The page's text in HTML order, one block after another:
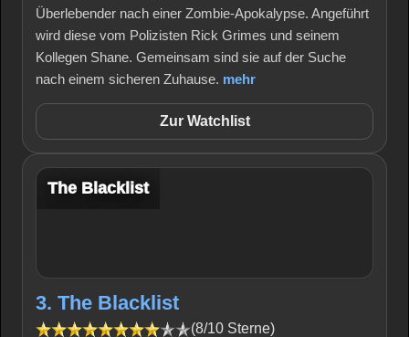
Überlebender nach einer Zombie-Apokalypse. Angeführt
wird diese vom Polizisten Rick Grimes und seinem
Kollegen Shane. Gemeinsam sind sie auf der Suche
nach einem sicheren Zuhause. mehr
Zur Watchlist
The Blacklist
3. The Blacklist
(8/10 Sterne)